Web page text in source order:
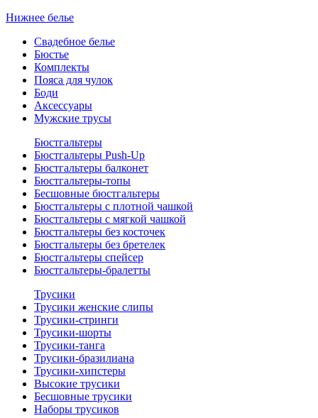
Нижнее белье
Свадебное белье
Бюстье
Комплекты
Пояса для чулок
Боди
Аксессуары
Мужские трусы
Бюстгальтеры
Бюстгальтеры Push-Up
Бюстгальтеры балконет
Бюстгальтеры-топы
Бесшовные бюстгальтеры
Бюстгальтеры с плотной чашкой
Бюстгальтеры с мягкой чашкой
Бюстгальтеры без косточек
Бюстгальтеры без бретелек
Бюстгальтеры спейсер
Бюстгальтеры-бралетты
Трусики
Трусики женские слипы
Трусики-стринги
Трусики-шорты
Трусики-танга
Трусики-бразилиана
Трусики-хипстеры
Высокие трусики
Бесшовные трусики
Наборы трусиков